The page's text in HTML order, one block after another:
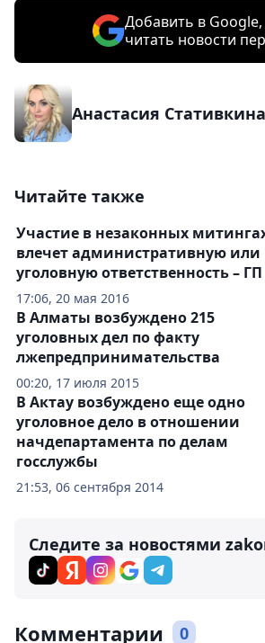
Добавить в
читать новости
Анастасия Стативкина
Читайте также
17:06, 20 мая 2016
Участие в незаконных
влечет административную или
уголовную ответственность –
00:20, 17 июля 2015
В Алматы возбуждено 215
уголовных дел по факту
лжепредпринимательства
21:53, 06 сентября 2014
В Актау возбуждено еще одно
уголовное дело в отношении
начдепартамента по делам
госслужбы
Следите за новостями
Комментарии 0